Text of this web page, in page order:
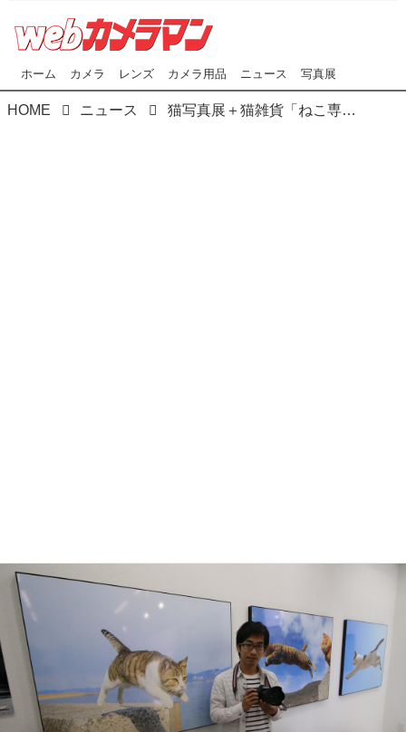
ホーム カメラ レンズ カメラ用品 ニュース 写真展
HOME ニュース 猫写真展＋猫雑貨「ねこ専」が東京・渋谷ギャラリーLE DECO（ルデコ）で開催中！ 7月16日（日）まで！